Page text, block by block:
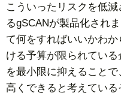
こういったリスクを低
るgSCANが製品化され
て何をすればいいかわ
ける予算が限られてい
を最小限に抑えること
高くできると考えている